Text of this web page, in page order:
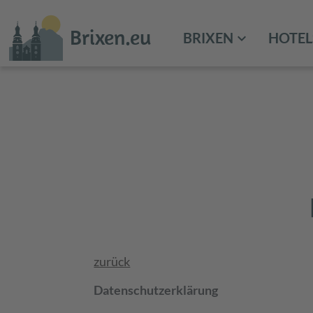
Brixen.eu BRIXEN
zurück
Datenschutzerklärung